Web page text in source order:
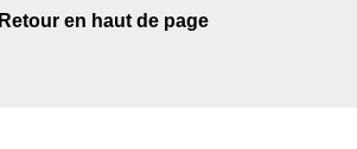
Retour en haut de page